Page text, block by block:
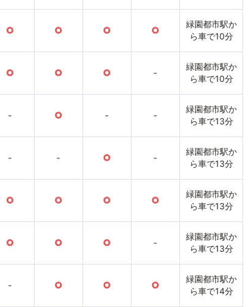
○ ○ ○ ○
緑園都市駅か
ら車で10分
○ ○ ○ -
緑園都市駅か
ら車で10分
- ○ - -
緑園都市駅か
ら車で13分
- - ○ -
緑園都市駅か
ら車で13分
○ ○ ○ ○
緑園都市駅か
ら車で13分
○ ○ ○ -
緑園都市駅か
ら車で13分
- ○ ○ ○
緑園都市駅か
ら車で14分